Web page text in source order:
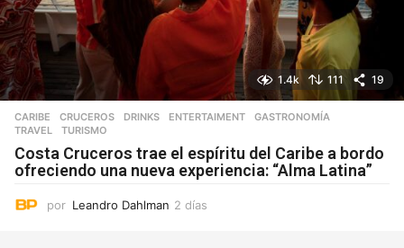
1.4k 111 19
CARIBE ,CRUCEROS ,DRINKS ,ENTERTAIMENT ,GASTRONOMÍA
TRAVEL
,TURISMO
Costa Cruceros trae el espíritu del Caribe a bordo
ofreciendo una nueva experiencia: “Alma Latina”
por Leandro Dahlman 2 días